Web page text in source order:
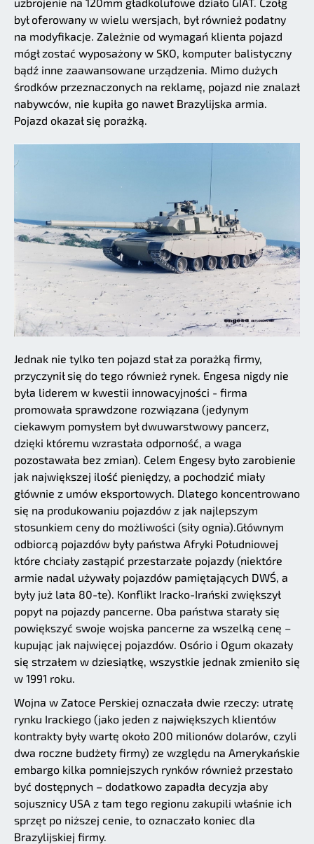
był oferowany w wielu wersjach, był również podatny
na modyfikacje. Zależnie od wymagań klienta pojazd
mógł zostać wyposażony w SKO, komputer balistyczny
bądź inne zaawansowane urządzenia. Mimo dużych
środków przeznaczonych na reklamę, pojazd nie znalazł
nabywców, nie kupiła go nawet Brazylijska armia.
Pojazd okazał się porażką.
Jednak nie tylko ten pojazd stał za porażką firmy,
przyczynił się do tego również rynek. Engesa nigdy nie
była liderem w kwestii innowacyjności - firma
promowała sprawdzone rozwiązana (jedynym
ciekawym pomysłem był dwuwarstwowy pancerz,
dzięki któremu wzrastała odporność, a waga
pozostawała bez zmian). Celem Engesy było zarobienie
jak największej ilość pieniędzy, a pochodzić miały
głównie z umów eksportowych. Dlatego koncentrowano
się na produkowaniu pojazdów z jak najlepszym
stosunkiem ceny do możliwości (siły ognia).Głównym
odbiorcą pojazdów były państwa Afryki Południowej
które chciały zastąpić przestarzałe pojazdy (niektóre
armie nadal używały pojazdów pamiętających DWŚ, a
były już lata 80-te). Konflikt Iracko-Irański zwiększył
popyt na pojazdy pancerne. Oba państwa starały się
powiększyć swoje wojska pancerne za wszelką cenę –
kupując jak najwięcej pojazdów. Osório i Ogum okazały
się strzałem w dziesiątkę, wszystkie jednak zmieniło się
w 1991 roku.
Wojna w Zatoce Perskiej oznaczała dwie rzeczy: utratę
rynku Irackiego (jako jeden z największych klientów
kontrakty były wartę około 200 milionów dolarów, czyli
dwa roczne budżety firmy) ze względu na Amerykańskie
embargo kilka pomniejszych rynków również przestało
być dostępnych – dodatkowo zapadła decyzja aby
sojusznicy USA z tam tego regionu zakupili właśnie ich
sprzęt po niższej cenie, to oznaczało koniec dla
Brazylijskiej firmy.